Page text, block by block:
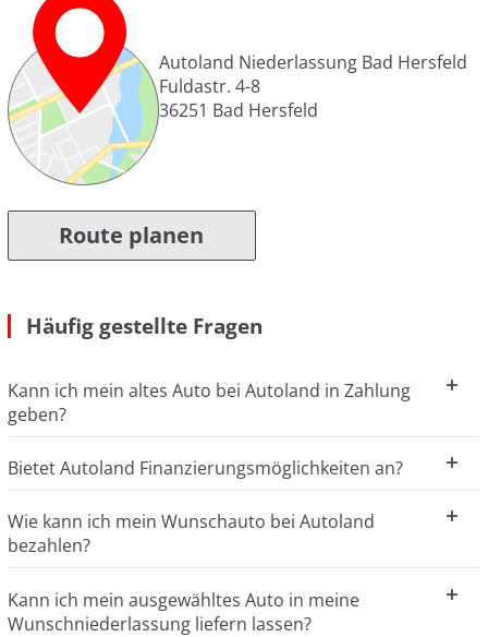
Autoland Niederlassung Bad Hersfeld
Fuldastr. 4-8
36251 Bad Hersfeld
Route planen
Häufig gestellte Fragen
Kann ich mein altes Auto bei Autoland in Zahlung
geben?
Bietet Autoland Finanzierungsmöglichkeiten an?
Wie kann ich mein Wunschauto bei Autoland
bezahlen?
Kann ich mein ausgewähltes Auto in meine
Wunschniederlassung liefern lassen?